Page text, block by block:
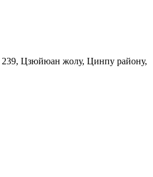
Цзюйюан жолу, Цинпу району,